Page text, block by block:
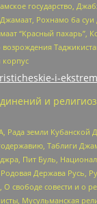
государство,
Рохнамо ба
“Красный
корпус
i-
и
Рада земли
Таблиги
Пит Буль,
Держава Русь,
свободе совести и о
Мусульманская